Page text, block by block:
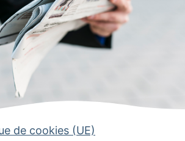
de cookies (UE)